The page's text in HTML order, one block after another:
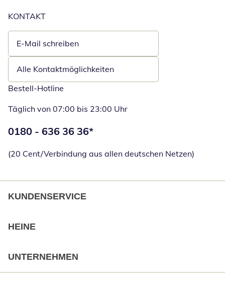
KONTAKT
E-Mail schreiben
Öffnet E-Mail-Client
Alle Kontaktmöglichkeiten
Bestell-Hotline
Täglich von 07:00 bis 23:00 Uhr
Telefonnummer:
0180 - 636 36 36*
(20 Cent/Verbindung aus allen deutschen Netzen)
KUNDENSERVICE
HEINE
UNTERNEHMEN